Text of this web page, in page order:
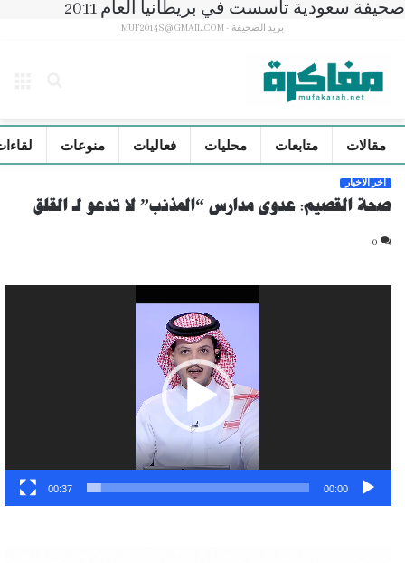
صحيفة سعودية تأسست في بريطانيا العام 2011
بريد الصحيفة - MUF2014S@GMAIL.COM
مقالات متابعات محليات فعاليات منوعات
آخر الأخبار
صحة القصيم: عدوى مدارس “المذنب” لا تدعو لـ القلق
0
00:00
00:37